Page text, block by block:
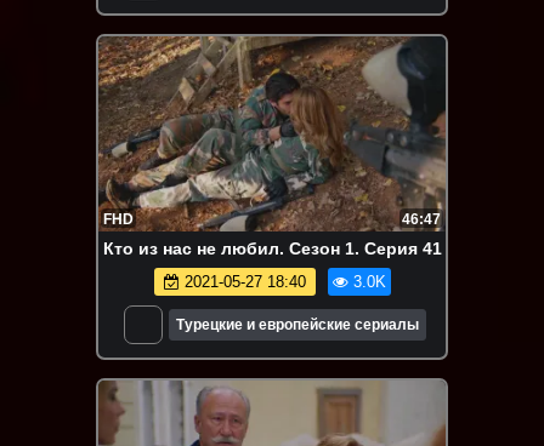
FHD 46:47
Кто из нас не любил. Сезон 1. Серия 41
2021-05-27 18:40 3.0K
Турецкие и европейские сериалы